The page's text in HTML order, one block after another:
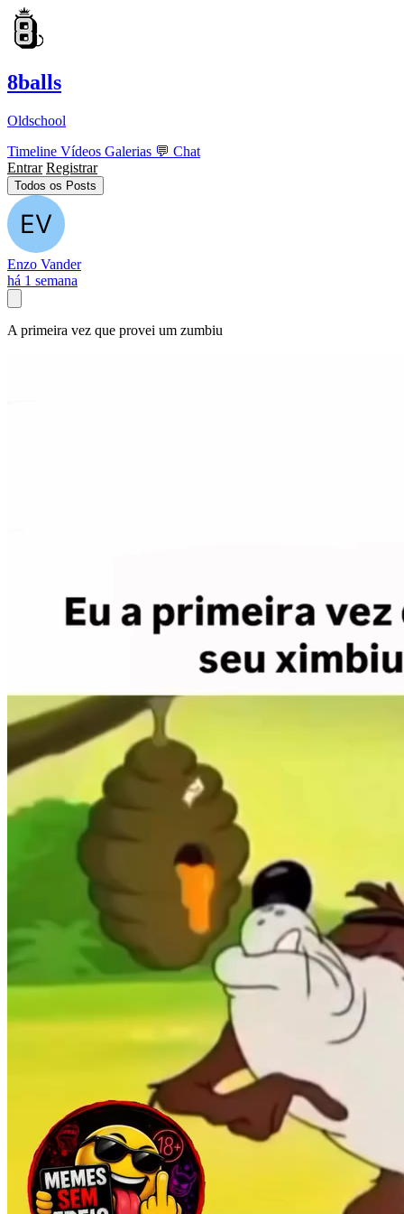
8balls
Oldschool
Timeline Vídeos Galerias 💬 Chat
Entrar Registrar
Todos os Posts
Enzo Vander
há 1 semana
A primeira vez que provei um zumbiu